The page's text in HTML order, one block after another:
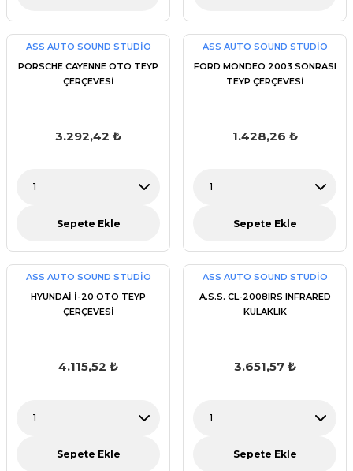
ASS AUTO SOUND STUDİO
PORSCHE CAYENNE OTO TEYP
ÇERÇEVESİ
3.292,42 ₺
Sepete Ekle
ASS AUTO SOUND STUDİO
FORD MONDEO 2003 SONRASI
TEYP ÇERÇEVESİ
1.428,26 ₺
Sepete Ekle
ASS AUTO SOUND STUDİO
HYUNDAİ İ-20 OTO TEYP
ÇERÇEVESİ
4.115,52 ₺
Sepete Ekle
ASS AUTO SOUND STUDİO
A.S.S. CL-2008IRS INFRARED
KULAKLIK
3.651,57 ₺
Sepete Ekle